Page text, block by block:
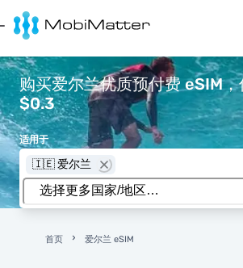
购买爱尔兰优质预付费 eSIM
$0.3
适用于
🇮🇪 爱尔兰
首页 爱尔兰 eSIM